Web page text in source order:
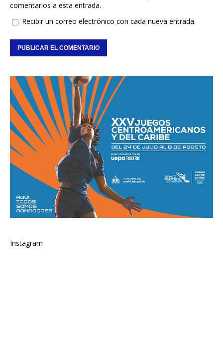
comentarios a esta entrada.
Recibir un correo electrónico con cada nueva entrada.
Instagram